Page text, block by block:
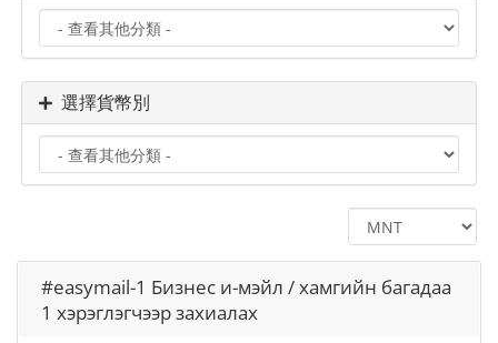
選擇貨幣別
#easymail-1 Бизнес и-мэйл / хамгийн багадаа
1 хэрэглэгчээр захиалах